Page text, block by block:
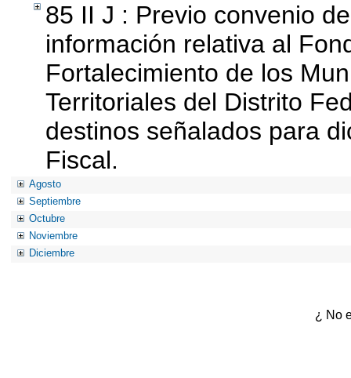
85 II J : Previo convenio
información relativa al
Fortalecimiento de los
Territoriales del Distrito
destinos señalados para
Fiscal.
Agosto
Septiembre
Octubre
Noviembre
Diciembre
¿ No